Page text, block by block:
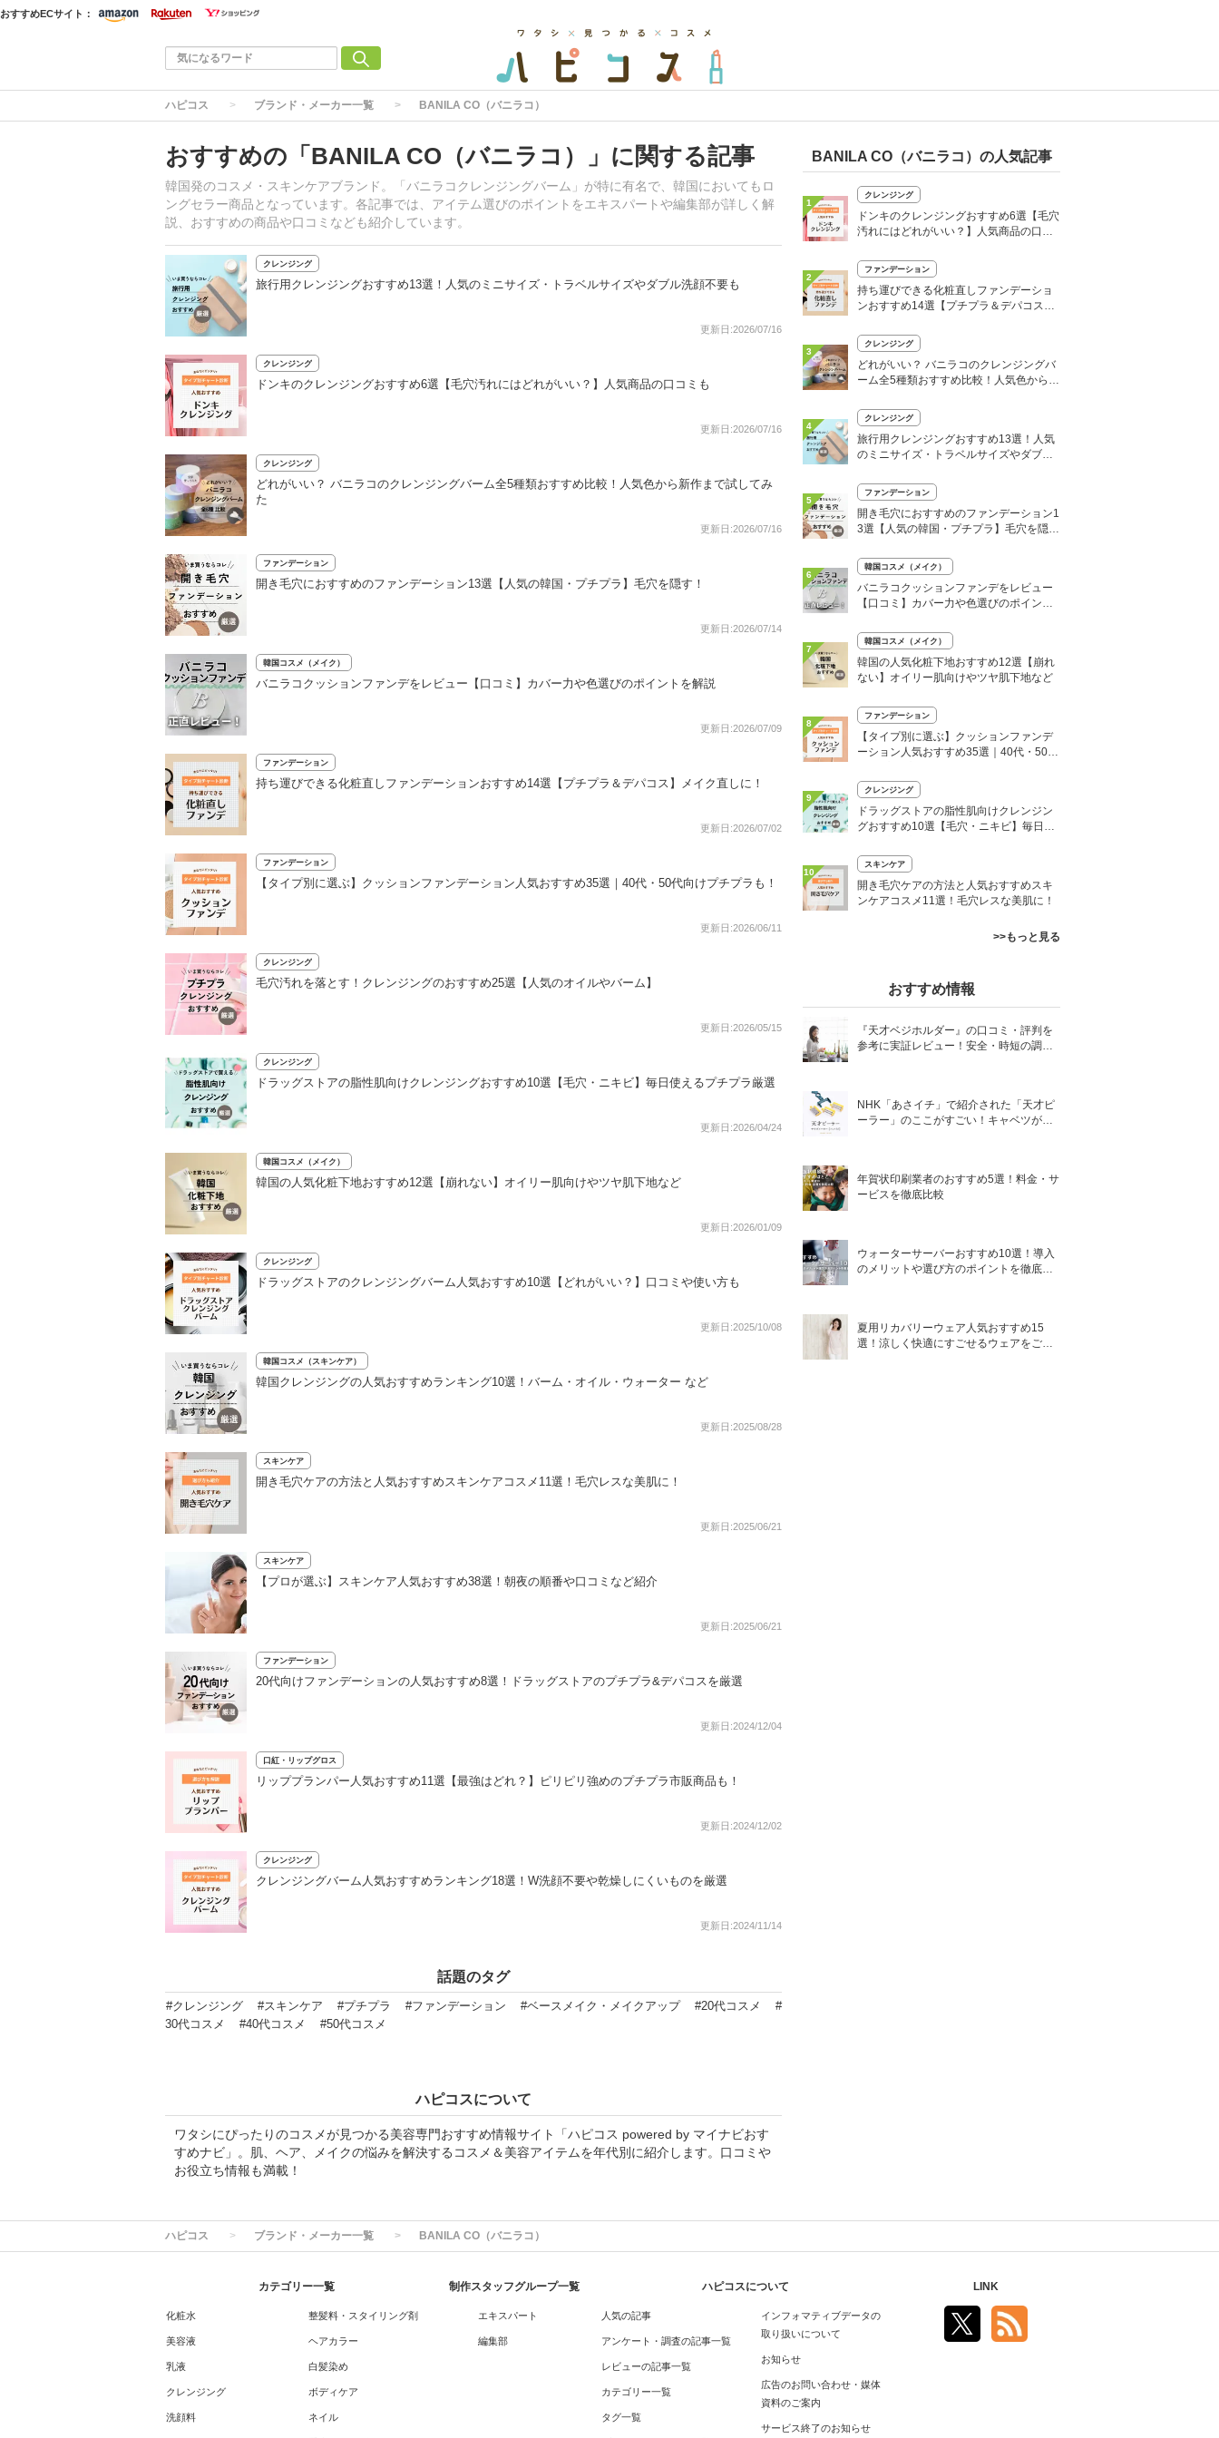
おすすめECサイト：
ハピコス ブランド・メーカー一覧 BANILA CO（バニラコ）
おすすめの「BANILA CO（バニラコ）」に関する記事
韓国発のコスメ・スキンケアブランド。「バニラコクレンジングバーム」が特に有名で、韓国においてもロ
ングセラー商品となっています。各記事では、アイテム選びのポイントをエキスパートや編集部が詳しく解
説、おすすめの商品や口コミなども紹介しています。
クレンジング
旅行用クレンジングおすすめ13選！人気のミニサイズ・トラベルサイズやダブル洗顔不要も
更新日:2026/07/16
クレンジング
ドンキのクレンジングおすすめ6選【毛穴汚れにはどれがいい？】人気商品の口コミも
更新日:2026/07/16
クレンジング
どれがいい？ バニラコのクレンジングバーム全5種類おすすめ比較！人気色から新作まで試してみ
た
更新日:2026/07/16
ファンデーション
開き毛穴におすすめのファンデーション13選【人気の韓国・プチプラ】毛穴を隠す！
更新日:2026/07/14
韓国コスメ（メイク）
バニラコクッションファンデをレビュー【口コミ】カバー力や色選びのポイントを解説
更新日:2026/07/09
ファンデーション
持ち運びできる化粧直しファンデーションおすすめ14選【プチプラ＆デパコス】メイク直しに！
更新日:2026/07/02
ファンデーション
【タイプ別に選ぶ】クッションファンデーション人気おすすめ35選｜40代・50代向けプチプラも！
更新日:2026/06/11
クレンジング
毛穴汚れを落とす！クレンジングのおすすめ25選【人気のオイルやバーム】
更新日:2026/05/15
クレンジング
ドラッグストアの脂性肌向けクレンジングおすすめ10選【毛穴・ニキビ】毎日使えるプチプラ厳選
更新日:2026/04/24
韓国コスメ（メイク）
韓国の人気化粧下地おすすめ12選【崩れない】オイリー肌向けやツヤ肌下地など
更新日:2026/01/09
クレンジング
ドラッグストアのクレンジングバーム人気おすすめ10選【どれがいい？】口コミや使い方も
更新日:2025/10/08
韓国コスメ（スキンケア）
韓国クレンジングの人気おすすめランキング10選！バーム・オイル・ウォーター など
更新日:2025/08/28
スキンケア
開き毛穴ケアの方法と人気おすすめスキンケアコスメ11選！毛穴レスな美肌に！
更新日:2025/06/21
スキンケア
【プロが選ぶ】スキンケア人気おすすめ38選！朝夜の順番や口コミなど紹介
更新日:2025/06/21
ファンデーション
20代向けファンデーションの人気おすすめ8選！ドラッグストアのプチプラ&デパコスを厳選
更新日:2024/12/04
口紅・リップグロス
リッププランパー人気おすすめ11選【最強はどれ？】ピリピリ強めのプチプラ市販商品も！
更新日:2024/12/02
クレンジング
クレンジングバーム人気おすすめランキング18選！W洗顔不要や乾燥しにくいものを厳選
更新日:2024/11/14
話題のタグ
#クレンジング #スキンケア #プチプラ #ファンデーション #ベースメイク・メイクアップ #20代コスメ
#
30代コスメ
#40代コスメ #50代コスメ
ハピコスについて
ワタシにぴったりのコスメが見つかる美容専門おすすめ情報サイト「ハピコス powered by マイナビおす
すめナビ」。肌、ヘア、メイクの悩みを解決するコスメ＆美容アイテムを年代別に紹介します。口コミや
お役立ち情報も満載！
BANILA CO（バニラコ）の人気記事
1
クレンジング
ドンキのクレンジングおすすめ6選【毛穴
汚れにはどれがいい？】人気商品の口コ
2
ファンデーション
持ち運びできる化粧直しファンデーショ
ンおすすめ14選【プチプラ＆デパコス】
3
クレンジング
どれがいい？ バニラコのクレンジングバ
ーム全5種類おすすめ比較！人気色から新
4
クレンジング
旅行用クレンジングおすすめ13選！人気
のミニサイズ・トラベルサイズやダブル
5
ファンデーション
開き毛穴におすすめのファンデーション1
3選【人気の韓国・プチプラ】毛穴を隠
6
韓国コスメ（メイク）
バニラコクッションファンデをレビュー
【口コミ】カバー力や色選びのポイント
7
韓国コスメ（メイク）
韓国の人気化粧下地おすすめ12選【崩れ
ない】オイリー肌向けやツヤ肌下地など
8
ファンデーション
【タイプ別に選ぶ】クッションファンデ
ーション人気おすすめ35選｜40代・50代
9
クレンジング
ドラッグストアの脂性肌向けクレンジン
グおすすめ10選【毛穴・ニキビ】毎日使
10
スキンケア
開き毛穴ケアの方法と人気おすすめスキ
ンケアコスメ11選！毛穴レスな美肌に！
>>もっと見る
おすすめ情報
『天才ベジホルダー』の口コミ・評判を
参考に実証レビュー！安全・時短の調理
NHK「あさイチ」で紹介された「天才ピ
ーラー」のここがすごい！キャベツがほ
年賀状印刷業者のおすすめ5選！料金・サ
ービスを徹底比較
ウォーターサーバーおすすめ10選！導入
のメリットや選び方のポイントを徹底解
夏用リカバリーウェア人気おすすめ15
選！涼しく快適にすごせるウェアをご紹
ハピコス ブランド・メーカー一覧 BANILA CO（バニラコ）
カテゴリー一覧
化粧水
美容液
乳液
クレンジング
洗顔料
整髪料・スタイリング剤
ヘアカラー
白髪染め
ボディケア
ネイル
制作スタッフグループ一覧
エキスパート
編集部
ハピコスについて
人気の記事
アンケート・調査の記事一覧
レビューの記事一覧
カテゴリー一覧
タグ一覧
インフォマティブデータの
取り扱いについて
お知らせ
広告のお問い合わせ・媒体
資料のご案内
サービス終了のお知らせ
LINK